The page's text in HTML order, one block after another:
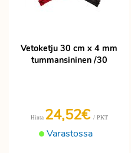
Vetoketju 30 cm x 4 mm
tummansininen /30
Varastossa
Hinta 24,52€ / PKT